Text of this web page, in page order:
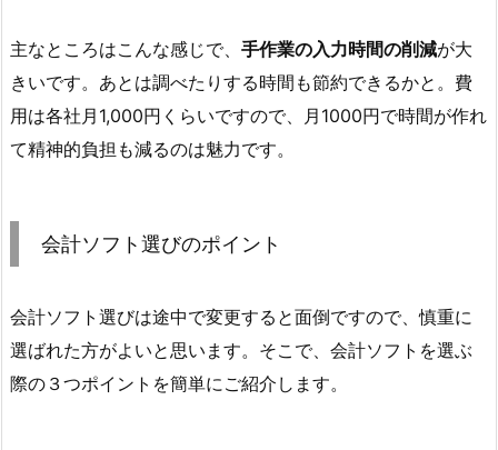
主なところはこんな感じで、 手作業の入力時間の削減が大
きいです。あとは調べたりする時間も節約できるかと。費
用は各社月1,000円くらいですので、月1000円で時間が作れ
て精神的負担も減るのは魅力です。
会計ソフト選びのポイント
会計ソフト選びは途中で変更すると面倒ですので、慎重に
選ばれた方がよいと思います。そこで、会計ソフトを選ぶ
際の３つポイントを簡単にご紹介します。